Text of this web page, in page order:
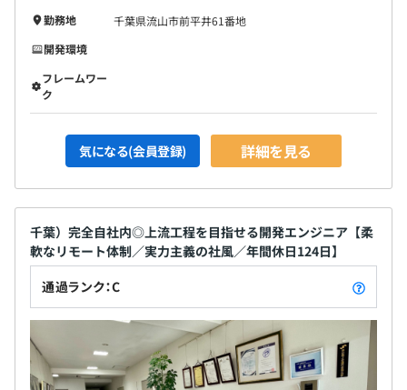
勤務地
千葉県流山市前平井61番地
開発環境
フレームワー
ク
気になる(会員登録) 詳細を見る
千葉）完全自社内◎上流工程を目指せる開発エンジニア【柔
軟なリモート体制／実力主義の社風／年間休日124日】
通過ランク：C